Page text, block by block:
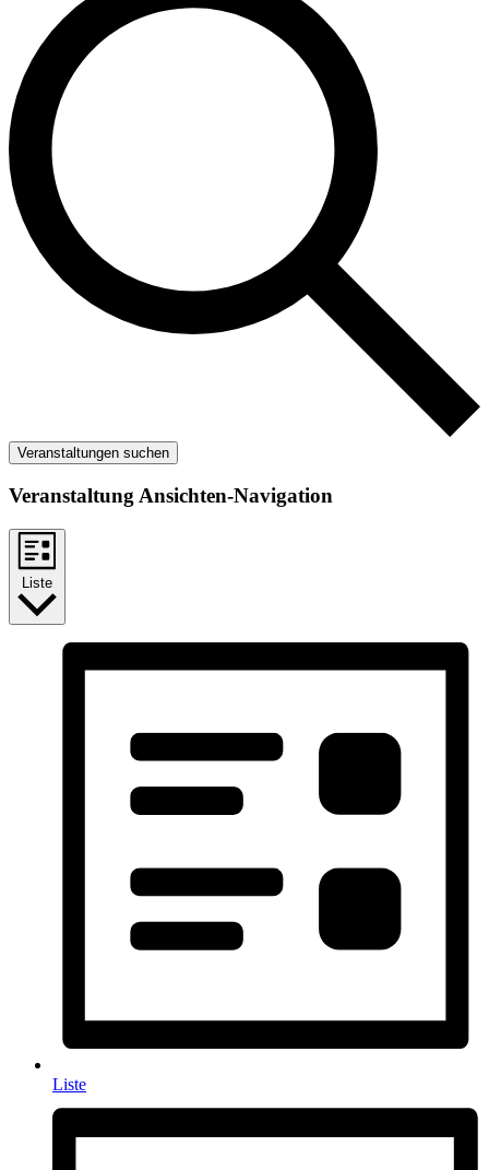
Veranstaltungen suchen
Veranstaltung Ansichten-Navigation
Liste
Liste